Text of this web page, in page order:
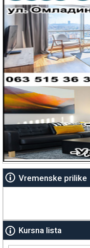
Vremenske prilike
Kursna lista